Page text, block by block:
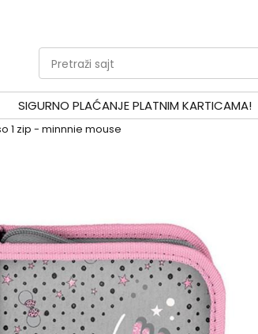
Pretraži sajt
SIGURNO PLAĆANJE PLATNIM KARTICAMA!
1 zip - minnnie mouse